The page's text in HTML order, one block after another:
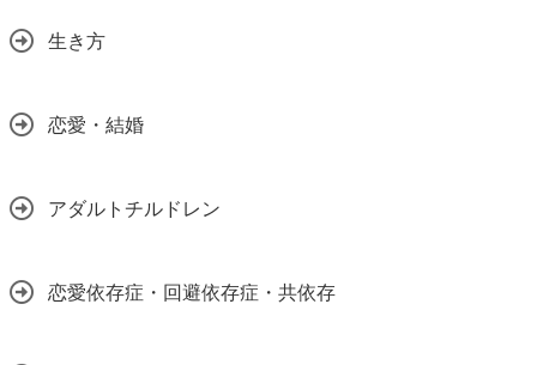
生き方
恋愛・結婚
アダルトチルドレン
恋愛依存症・回避依存症・共依存